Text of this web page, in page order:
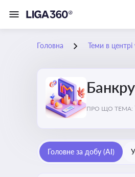
Головна Теми в центрі
ПРО ЩО ТЕМА:
Головне за добу (AI)